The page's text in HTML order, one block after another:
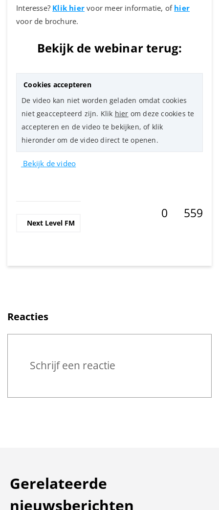
Interesse? Klik hier voor meer informatie, of hier
voor de brochure.
Bekijk de webinar terug:
Cookies accepteren
De video kan niet worden geladen omdat cookies
niet geaccepteerd zijn. Klik hier om deze cookies te
accepteren en de video te bekijken, of klik
hieronder om de video direct te openen.
Bekijk de video
Next Level FM
0
559
Reacties
Schrijf een reactie
Gerelateerde
nieuwsberichten